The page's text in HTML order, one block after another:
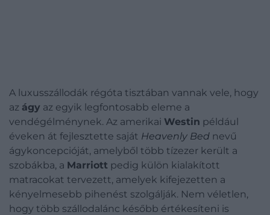
A luxusszállodák régóta tisztában vannak vele, hogy
az ágy az egyik legfontosabb eleme a
vendégélménynek. Az amerikai Westin például
éveken át fejlesztette saját Heavenly Bed nevű
ágykoncepcióját, amelyből több tízezer került a
szobákba, a Marriott pedig külön kialakított
matracokat tervezett, amelyek kifejezetten a
kényelmesebb pihenést szolgálják. Nem véletlen,
hogy több szállodalánc később értékesíteni is